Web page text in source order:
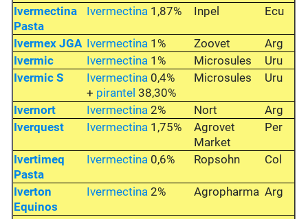
Ivermectina
Pasta
Ivermectina 1,87% Inpel Ecu
Ivermex JGA Ivermectina 1% Zoovet
Arg
Ivermic
Ivermectina 1% Microsules
Uru
Ivermic S
Ivermectina 0,4%
+ pirantel 38,30%
Microsules Uru
Ivernort Ivermectina 2% Nort
Arg
Iverquest
Ivermectina 1,75%
Agrovet
Market
Per
Ivertimeq
Pasta
Ivermectina 0,6% Ropsohn Col
Iverton
Equinos
Ivermectina 2% Agropharma Arg